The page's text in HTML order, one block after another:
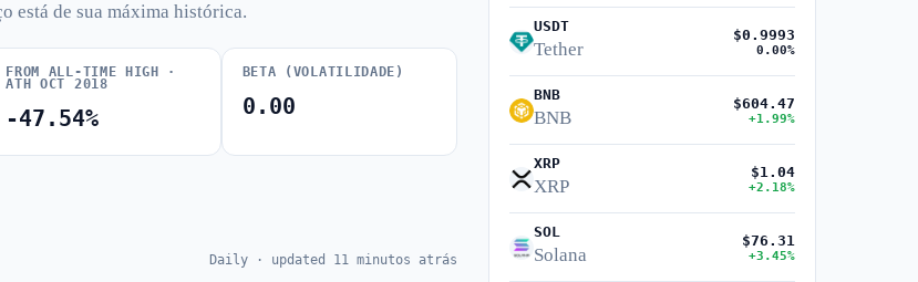
está de sua máxima histórica.
FROM ALL-TIME HIGH ·
ATH OCT 2018
-47.54%
BETA (VOLATILIDADE)
0.00
Daily · updated 11 minutos atrás
USDT
Tether
$0.9993
0.00%
BNB
BNB
$604.47
+1.99%
XRP
XRP
$1.04
+2.18%
SOL
Solana
$76.31
+3.45%